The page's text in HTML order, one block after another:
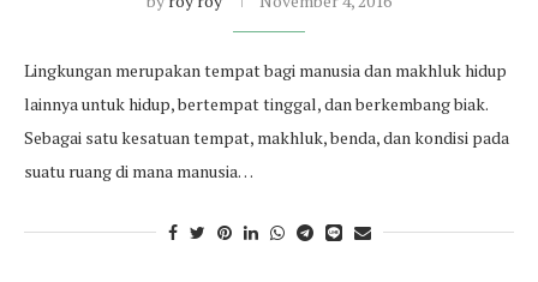
Lingkungan merupakan tempat bagi manusia dan makhluk hidup
lainnya untuk hidup, bertempat tinggal, dan berkembang biak.
Sebagai satu kesatuan tempat, makhluk, benda, dan kondisi pada
suatu ruang di mana manusia…